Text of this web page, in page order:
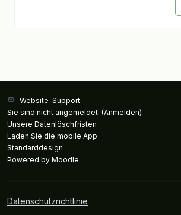
Website-Support
Sie sind nicht angemeldet. (Anmelden)
Unsere Datenlöschfristen
Laden Sie die mobile App
Standarddesign
Powered by Moodle
Datenschutzrichtlinie